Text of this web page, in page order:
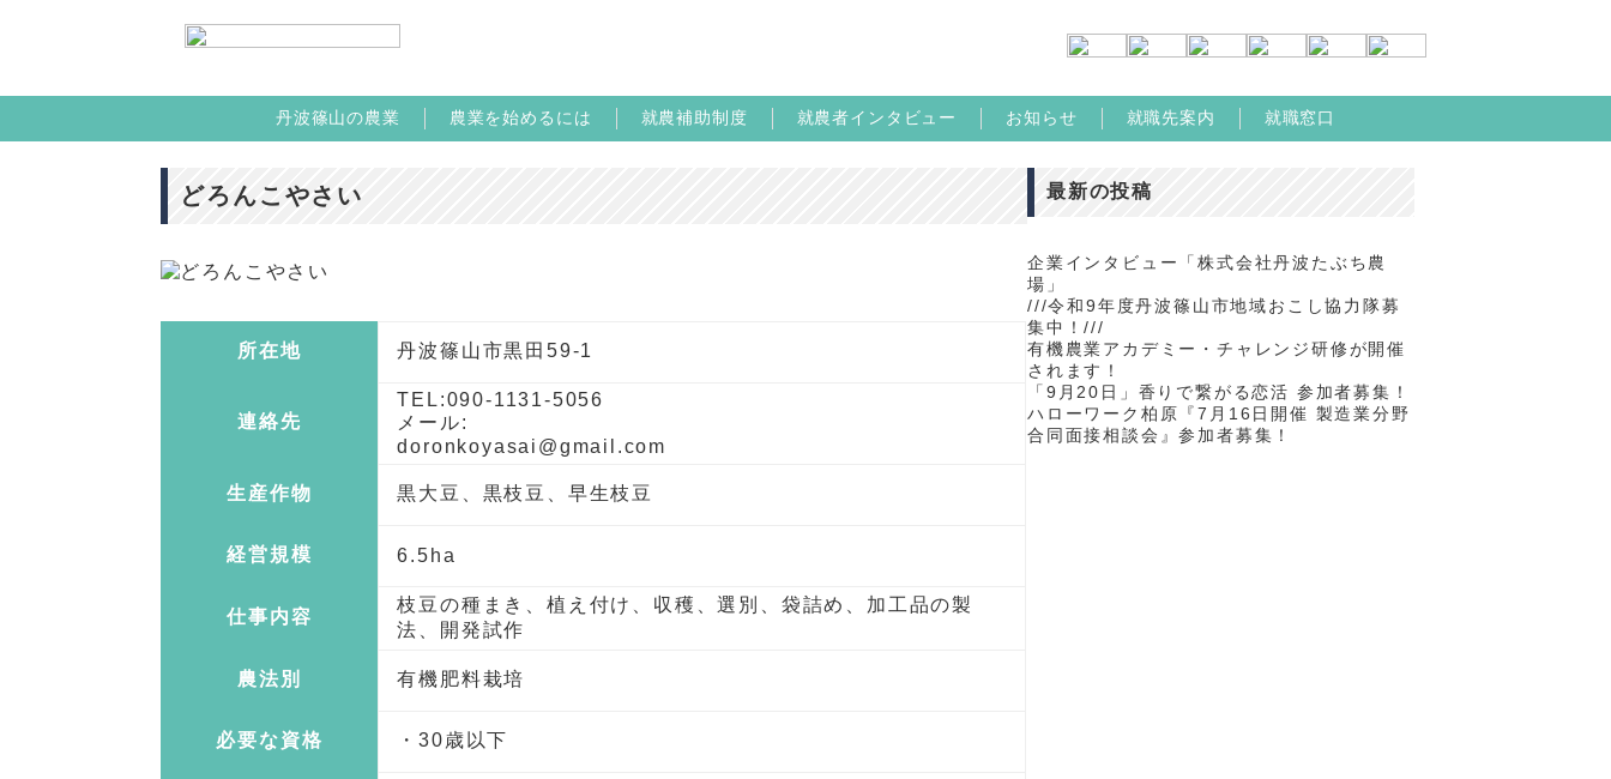
丹波篠山の農業 農業を始めるには 就農補助制度 就農者インタビュー お知らせ 就職先案内 就職窓口
どろんこやさい
所在地 丹波篠山市黒田59-1
連絡先
TEL:090-1131-5056
メール:
doronkoyasai@gmail.com
生産作物 黒大豆、黒枝豆、早生枝豆
経営規模 6.5ha
仕事内容
枝豆の種まき、植え付け、収穫、選別、袋詰め、加工品の製
法、開発試作
農法別 有機肥料栽培
必要な資格 ・30歳以下
最新の投稿
企業インタビュー「株式会社丹波たぶち農
場」
///令和9年度丹波篠山市地域おこし協力隊募
集中！///
有機農業アカデミー・チャレンジ研修が開催
されます！
「9月20日」香りで繋がる恋活 参加者募集！
ハローワーク柏原『7月16日開催 製造業分野
合同面接相談会』参加者募集！